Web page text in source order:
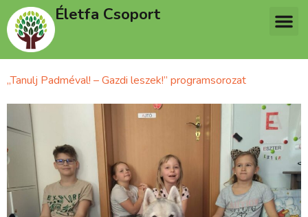
Életfa Csoport
„Tanulj Padméval! – Gazdi leszek!” programsorozat